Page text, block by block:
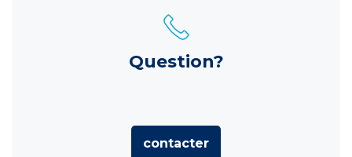
Question?
contacter